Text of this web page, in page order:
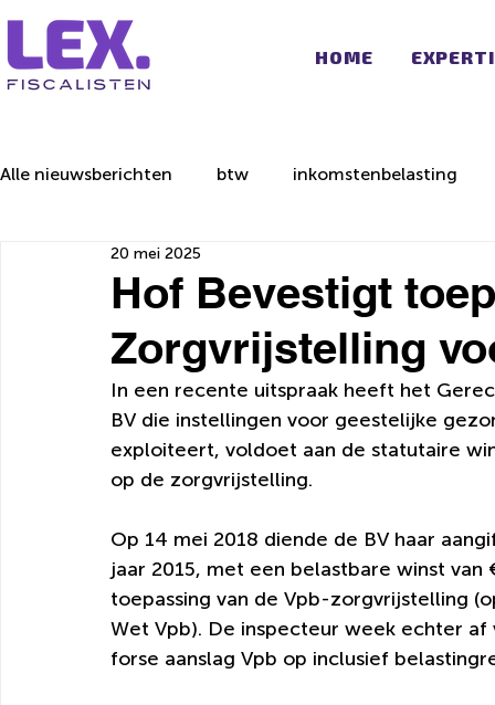
HOME
Alle nieuwsberichten btw inkomstenbelasting
Hof Bevestigt
Zorgvrijstelling
20 mei 2025
In een recente uitspraak heeft het
BV die instellingen voor geestelijke
exploiteert, voldoet aan de statutaire
op de zorgvrijstelling.
Op 14 mei 2018 diende de BV haar
jaar 2015, met een belastbare winst
toepassing van de Vpb-zorgvrijstelling
Wet Vpb). De inspecteur week echter
forse aanslag Vpb op inclusief